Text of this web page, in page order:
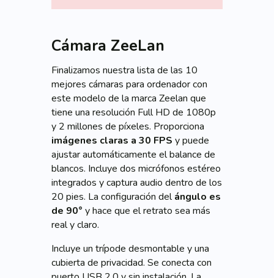
Cámara ZeeLan
Finalizamos nuestra lista de las 10
mejores cámaras para ordenador con
este modelo de la marca Zeelan que
tiene una resolución Full HD de 1080p
y 2 millones de píxeles. Proporciona
imágenes claras a 30 FPS y puede
ajustar automáticamente el balance de
blancos. Incluye dos micrófonos estéreo
integrados y captura audio dentro de los
20 pies. La configuración delángulo es
de 90° y hace que el retrato sea más
real y claro.
Incluye un trípode desmontable y una
cubierta de privacidad. Se conecta con